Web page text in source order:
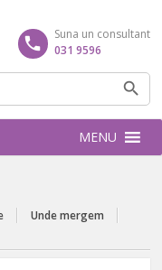
Suna un consultant
031 9596
MENU
Unde mergem